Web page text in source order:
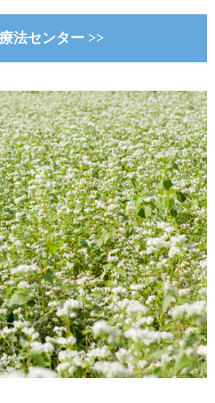
法センター >>